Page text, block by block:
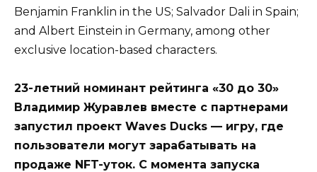
Benjamin Franklin in the US; Salvador Dali in Spain;
and Albert Einstein in Germany, among other
exclusive location-based characters.
23-летний номинант рейтинга «30 до 30»
Владимир Журавлев вместе с партнерами
запустил проект Waves Ducks — игру, где
пользователи могут зарабатывать на
продаже NFT-уток. С момента запуска